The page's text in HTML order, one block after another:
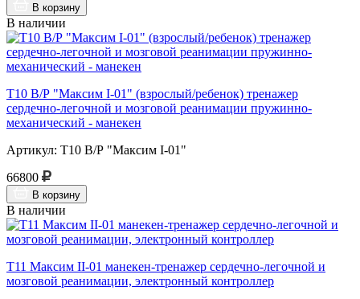
В корзину
В наличии
Т10 В/Р "Максим I-01" (взрослый/ребенок) тренажер
сердечно-легочной и мозговой реанимации пружинно-
механический - манекен
Артикул: Т10 В/Р "Максим I-01"
66800
В корзину
В наличии
Т11 Максим II-01 манекен-тренажер сердечно-легочной и
мозговой реанимации, электронный контроллер